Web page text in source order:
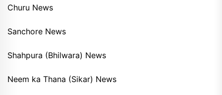
Churu News
Sanchore News
Shahpura (Bhilwara) News
Neem ka Thana (Sikar) News